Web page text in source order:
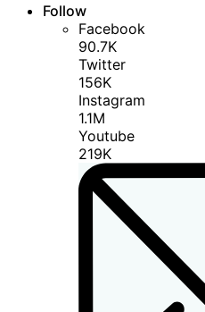
Follow
Facebook
90.7K
Twitter
156K
Instagram
1.1M
Youtube
219K